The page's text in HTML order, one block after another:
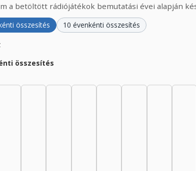
a betöltött rádiójátékok bemutatási évei alapján
összesítés 10 évenkénti összesítés
összesítés